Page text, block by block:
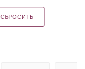
СБРОСИТЬ